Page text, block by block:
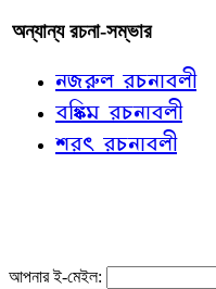
অন্যান্য রচনা-সম্ভার
নজরুল রচনাবলী
বঙ্কিম রচনাবলী
শরৎ রচনাবলী
আপনার ই-মেইল: